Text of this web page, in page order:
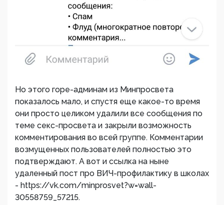
Но этого горе-админам из Минпросвета
показалось мало, и спустя еще какое-то время
они просто целиком удалили все сообщения по
теме секс-просвета и закрыли возможность
комментирования во всей группе. Комментарии
возмущенных пользователей полностью это
подтверждают. А вот и ссылка на ныне
удаленный пост про ВИЧ-профилактику в школах
- https://vk.com/minprosvet?w=wall-
30558759_57215.